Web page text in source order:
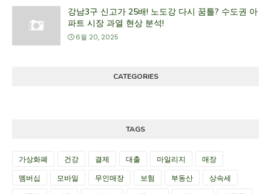
강남3구 신고가 25배! 노도강 다시 꿈틀? 수도권 아
파트 시장 과열 현상 분석!
6월 20, 2025
CATEGORIES
TAGS
가상화폐 건강 결제 대출 마일리지
매장
멤버십
모바일 무인매장 보험 부동산
상속세